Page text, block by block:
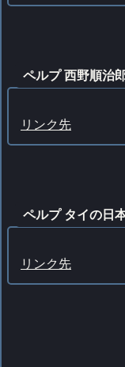
ペルプ 西野順治
リンク先
ペルプ タイの日
リンク先